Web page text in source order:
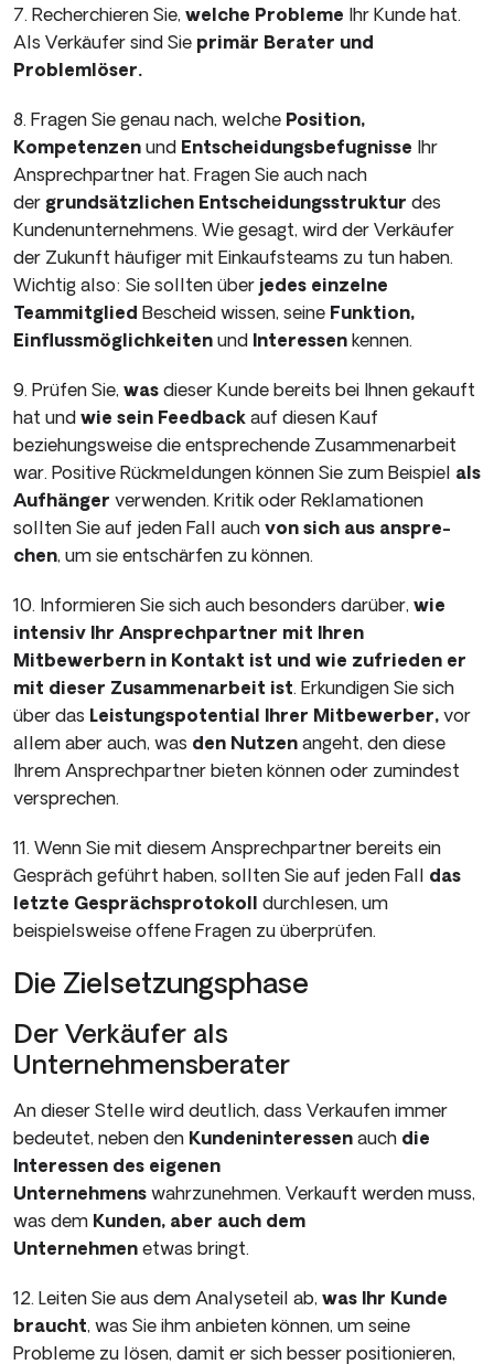
7. Recherchieren Sie, welche Probleme Ihr Kunde hat.
Als Verkäufer sind Sie primär Berater und
Problemlöser.
8. Fragen Sie genau nach, welche Position,
Kompetenzen und Entscheidungsbefugnisse Ihr
Ansprechpartner hat. Fragen Sie auch nach
der grundsätzlichen Entscheidungsstruktur des
Kun­denunternehmens. Wie gesagt, wird der Verkäufer
der Zukunft häufiger mit Einkaufsteams zu tun haben.
Wichtig also: Sie soll­ten über jedes einzelne
Teammitglied Bescheid wissen, seine Funktion,
Einflussmöglichkeiten und Interessen kennen.
9. Prüfen Sie, was dieser Kunde bereits bei Ihnen gekauft
hat und wie sein Feedback auf diesen Kauf
beziehungsweise die ent­sprechende Zusammenarbeit
war. Positive Rückmeldungen kön­nen Sie zum Beispiel als
Aufhänger verwenden. Kritik oder Re­klamationen
sollten Sie auf jeden Fall auch von sich aus anspre­
chen, um sie entschärfen zu können.
10. Informieren Sie sich auch besonders darüber, wie
intensiv Ihr Ansprechpartner mit Ihren
Mitbewerbern in Kontakt ist und wie zufrieden er
mit dieser Zusammenarbeit ist. Erkundigen Sie sich
über das Leistungspotential Ihrer Mitbewerber, vor
allem aber auch, was den Nutzen angeht, den diese
Ihrem Ansprechpartner bieten können oder zumindest
versprechen.
11. Wenn Sie mit diesem Ansprechpartner bereits ein
Gespräch geführt haben, sollten Sie auf jeden Fall das
letzte Gesprächs­protokoll durchlesen, um
beispielsweise offene Fragen zu über­prüfen.
Die Zielsetzungsphase
Der Verkäufer als
Unternehmensberater
An dieser Stelle wird deutlich, dass Verkaufen immer
bedeutet, neben den Kundeninteressen auch die
Interessen des eigenen
Unternehmens wahrzunehmen. Verkauft werden muss,
was dem Kunden, aber auch dem
Unternehmen etwas bringt.
12. Leiten Sie aus dem Analyseteil ab, was Ihr Kunde
braucht, was Sie ihm anbieten können, um seine
Probleme zu lösen, damit er sich besser positionieren,